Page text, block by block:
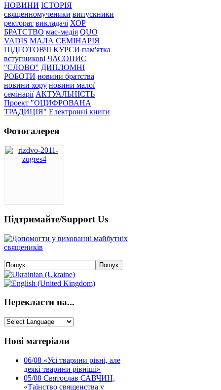
НОВИНИ ІСТОРІЯ
священномученики випускники
ректорат викладачі ХОР
БРАТСТВО мас-медія QUO
VADIS МАЛА СЕМІНАРІЯ
ПІДГОТОВЧІ КУРСИ пам'ятка
вступникові ЧАСОПИС
"СЛОВО" ДИПЛОМНІ
РОБОТИ новини братства
новини хору новини малої
семінарії АКТУАЛЬНІСТЬ
Проект "ОЦИФРОВАНА
ТРАДИЦІЯ" Електронні книги
Фотогалерея
Підтримайте/Support Us
Перекласти на...
Нові матеріали
06/08 «Усі тварини рівні, але
деякі тварини рівніші»
05/08 Святослав САВЧИН,
«Таїнство священства у